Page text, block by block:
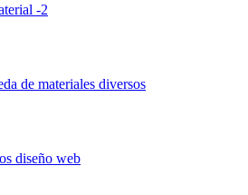
-2
de materiales diversos
diseño web